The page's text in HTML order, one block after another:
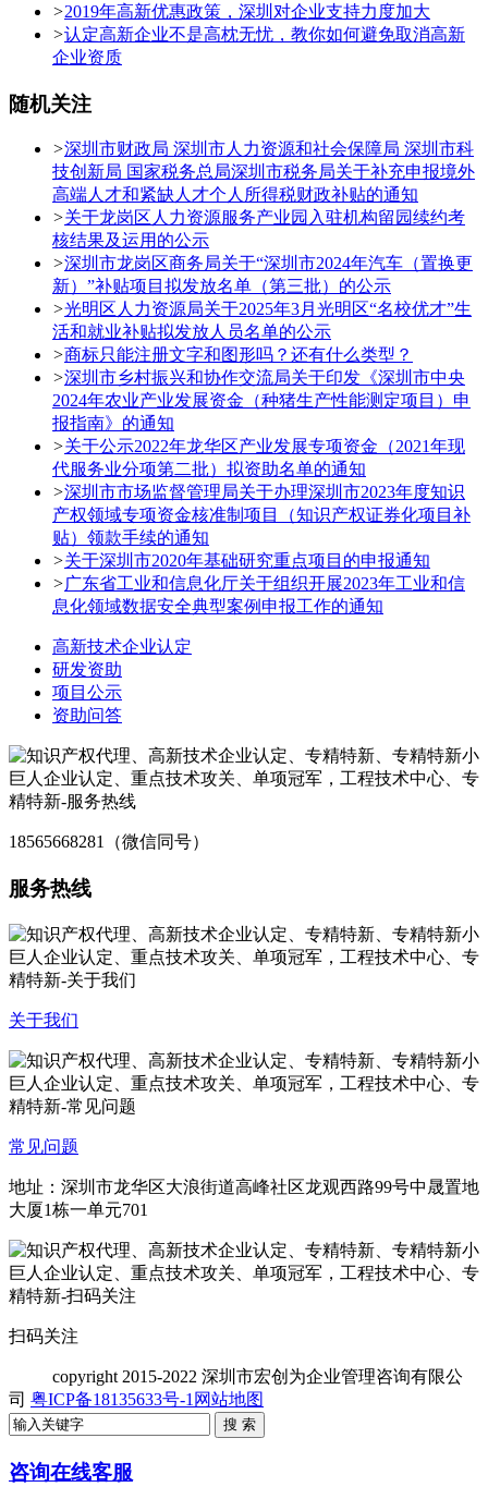
>2019年高新优惠政策，深圳对企业支持力度加大
>认定高新企业不是高枕无忧，教你如何避免取消高新
企业资质
随机关注
>深圳市财政局 深圳市人力资源和社会保障局 深圳市科
技创新局 国家税务总局深圳市税务局关于补充申报境外
高端人才和紧缺人才个人所得税财政补贴的通知
>关于龙岗区人力资源服务产业园入驻机构留园续约考
核结果及运用的公示
>深圳市龙岗区商务局关于“深圳市2024年汽车（置换更
新）”补贴项目拟发放名单（第三批）的公示
>光明区人力资源局关于2025年3月光明区“名校优才”生
活和就业补贴拟发放人员名单的公示
>商标只能注册文字和图形吗？还有什么类型？
>深圳市乡村振兴和协作交流局关于印发《深圳市中央
2024年农业产业发展资金（种猪生产性能测定项目）申
报指南》的通知
>关于公示2022年龙华区产业发展专项资金（2021年现
代服务业分项第二批）拟资助名单的通知
>深圳市市场监督管理局关于办理深圳市2023年度知识
产权领域专项资金核准制项目（知识产权证券化项目补
贴）领款手续的通知
>关于深圳市2020年基础研究重点项目的申报通知
>广东省工业和信息化厅关于组织开展2023年工业和信
息化领域数据安全典型案例申报工作的通知
高新技术企业认定
研发资助
项目公示
资助问答
18565668281（微信同号）
服务热线
关于我们
常见问题
地址：深圳市龙华区大浪街道高峰社区龙观西路99号中晟置地
大厦1栋一单元701
扫码关注
copyright 2015-2022 深圳市宏创为企业管理咨询有限公
司 粤ICP备18135633号-1 网站地图
咨询在线客服